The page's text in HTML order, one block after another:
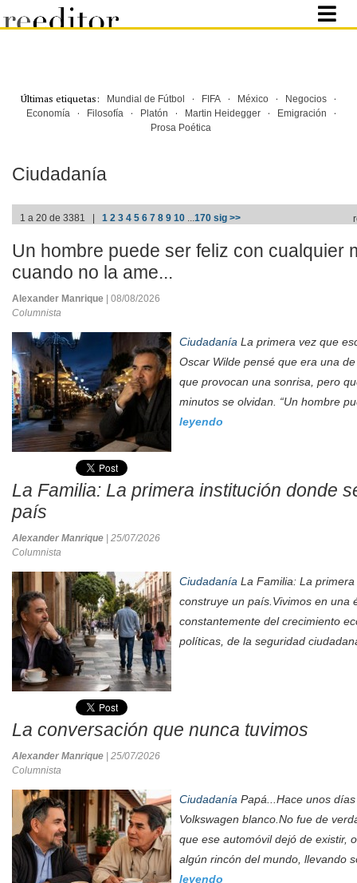
Últimas etiquetas: Mundial de Fútbol · FIFA · México · Negocios ·
Economía· Filosofía· Platón · Martin Heidegger· Emigración ·
Prosa Poética
Ciudadanía
1 a 20 de 3381 | 1 2 3 4 5 6 7 8 9 10 ...170 sig >>
Un hombre puede ser feliz con cualquier
cuando no la ame...
Alexander Manrique
| 08/08/2026
Columnista
Ciudadanía La primera vez que
Oscar Wilde pensé que era una
que provocan una sonrisa, pero
minutos se olvidan. “Un hombre
leyendo
La Familia: La primera institución donde
país
Alexander Manrique
| 25/07/2026
Columnista
Ciudadanía La Familia: La
construye un país.Vivimos en una
constantemente del crecimiento
políticas, de la seguridad
La conversación que nunca tuvimos
Alexander Manrique
| 25/07/2026
Columnista
Ciudadanía Papá...Hace unos
Volkswagen blanco.No fue de
que ese automóvil dejó de existir,
algún rincón del mundo, llevando
leyendo